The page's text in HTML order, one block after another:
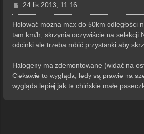
P
o
s
24 lis 2013, 11:16
Holować można max do 50km odległości
tam km/h, skrzynia oczywiście na selekcji
odcinki ale trzeba robić przystanki aby
Halogeny ma zdemontowane (widać na
Ciekawie to wygląda, ledy są prawie na
wygląda lepiej jak te chińskie małe